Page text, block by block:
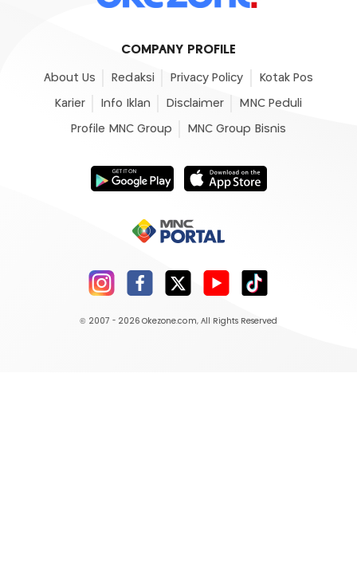
COMPANY PROFILE
About Us Redaksi Privacy Policy Kotak Pos
Karier Info Iklan Disclaimer MNC Peduli
Profile MNC Group MNC Group Bisnis
© 2007 - 2026 Okezone.com, All Rights Reserved